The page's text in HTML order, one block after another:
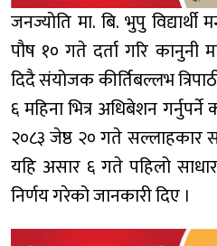
जनज्योति मा. बि. भुपु
पौष १० गते दर्ता गरि कानुनी
दिदै संयोजक कीर्तिबल्लभ
६ महिना भित्र अधिबेशन गर्नुपर्ने
२०८३ जेष्ठ २० गते सल्लाहकार
यहि असार ६ गते पहिलो
निर्णय गरेको जानकारी दिए ।